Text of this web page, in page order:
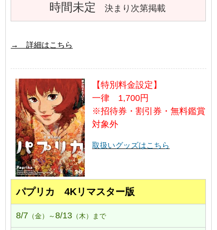
時間未定 決まり次第掲載
→ 詳細はこちら
【特別料金設定】
一律 1,700円
※招待券・割引券・無料鑑賞
対象外
取扱いグッズはこちら
パプリカ 4Kリマスター版
8/7 （金）～8/13 （木）まで